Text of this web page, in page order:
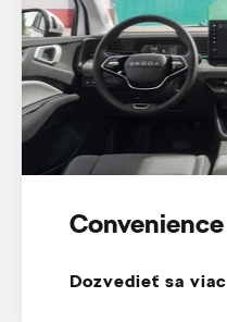
Convenience
Dozvedieť sa viac